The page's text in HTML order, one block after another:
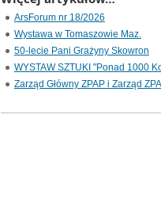
ArsForum nr 18/2026
Wystawa w Tomaszowie Maz.
50-lecie Pani Grażyny Skowron
WYSTAW SZTUKI "Ponad 1000
Zarząd Główny ZPAP i Zarząd